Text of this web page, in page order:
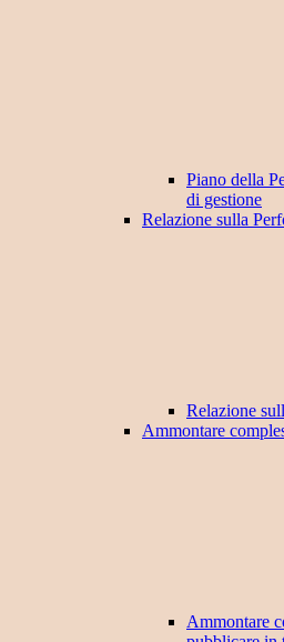
Piano della
di gestione
Relazione sulla
Relazione
Ammontare
Ammontare